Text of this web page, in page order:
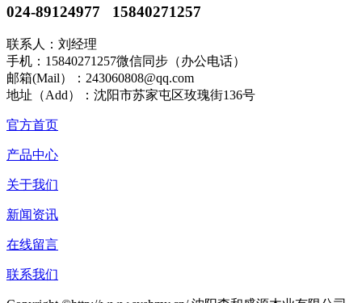
024-89124977 15840271257
联系人：刘经理
手机：15840271257微信同步（办公电话）
邮箱(Mail）：243060808@qq.com
地址（Add）：沈阳市苏家屯区玫瑰街136号
官方首页
产品中心
关于我们
新闻资讯
在线留言
联系我们